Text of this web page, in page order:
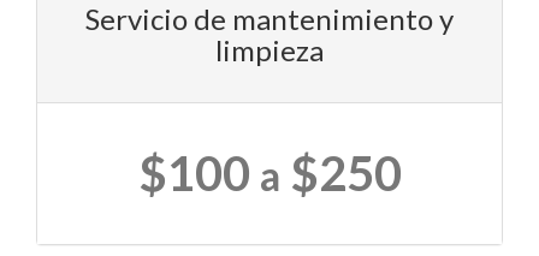
Servicio de mantenimiento y
limpieza
$100 a $250